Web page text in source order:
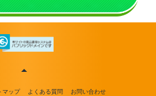
マップ よくある質問 お問い合わせ